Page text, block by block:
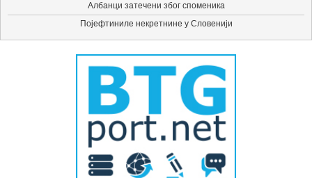
Албанци затечени због споменика
Појефтиниле некретнине у Словенији